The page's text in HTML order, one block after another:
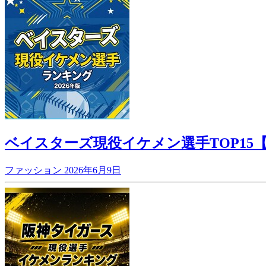
ベイスターズ現役イケメン選手TOP15【
ファッション 2026年6月9日